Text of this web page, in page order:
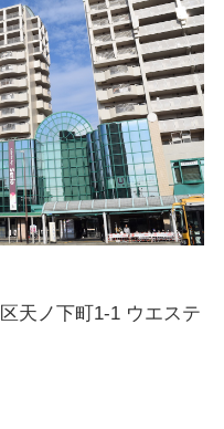
天ノ下町1-1 ウエステ